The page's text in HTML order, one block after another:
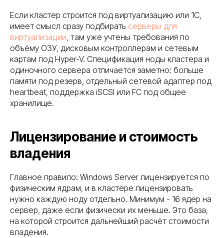
Если кластер строится под виртуализацию или 1С,
имеет смысл сразу подбирать серверы для
виртуализации, там уже учтены требования по
объёму ОЗУ, дисковым контроллерам и сетевым
картам под Hyper-V. Спецификация ноды кластера и
одиночного сервера отличается заметно: больше
памяти под резерв, отдельный сетевой адаптер под
heartbeat, поддержка iSCSI или FC под общее
хранилище.
Лицензирование и стоимость
владения
Главное правило: Windows Server лицензируется по
физическим ядрам, и в кластере лицензировать
нужно каждую ноду отдельно. Минимум - 16 ядер на
сервер, даже если физически их меньше. Это база,
на которой строится дальнейший расчёт стоимости
владения.